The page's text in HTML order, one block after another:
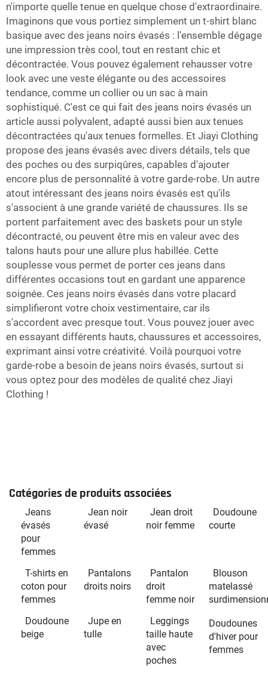
n'importe quelle tenue en quelque chose d'extraordinaire.
Imaginons que vous portiez simplement un t-shirt blanc
basique avec des jeans noirs évasés : l'ensemble dégage
une impression très cool, tout en restant chic et
décontractée. Vous pouvez également rehausser votre
look avec une veste élégante ou des accessoires
tendance, comme un collier ou un sac à main
sophistiqué. C'est ce qui fait des jeans noirs évasés un
article aussi polyvalent, adapté aussi bien aux tenues
décontractées qu'aux tenues formelles. Et Jiayi Clothing
propose des jeans évasés avec divers détails, tels que
des poches ou des surpiqûres, capables d'ajouter
encore plus de personnalité à votre garde-robe. Un autre
atout intéressant des jeans noirs évasés est qu'ils
s'associent à une grande variété de chaussures. Ils se
portent parfaitement avec des baskets pour un style
décontracté, ou peuvent être mis en valeur avec des
talons hauts pour une allure plus habillée. Cette
souplesse vous permet de porter ces jeans dans
différentes occasions tout en gardant une apparence
soignée. Ces jeans noirs évasés dans votre placard
simplifieront votre choix vestimentaire, car ils
s'accordent avec presque tout. Vous pouvez jouer avec
en essayant différents hauts, chaussures et accessoires,
exprimant ainsi votre créativité. Voilà pourquoi votre
garde-robe a besoin de jeans noirs évasés, surtout si
vous optez pour des modèles de qualité chez Jiayi
Clothing !
Catégories de produits associées
Jeans
évasés
pour
femmes
Jean noir
évasé
Jean droit
noir femme
Doudoune
courte
T-shirts en
coton pour
femmes
Pantalons
droits noirs
Pantalon
droit
femme noir
Blouson
matelassé
Doudoune
beige
Jupe en
tulle
Leggings
taille haute
avec
poches
Doudounes
d'hiver pour
femmes